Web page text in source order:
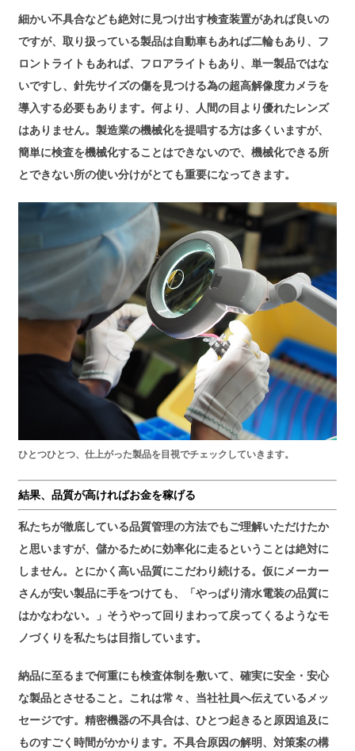
細かい不具合なども絶対に見つけ出す検査装置があれば良いの
ですが、取り扱っている製品は自動車もあれば二輪もあり、フ
ロントライトもあれば、フロアライトもあり、単一製品ではな
いですし、針先サイズの傷を見つける為の超高解像度カメラを
導入する必要もあります。何より、人間の目より優れたレンズ
はありません。製造業の機械化を提唱する方は多くいますが、
簡単に検査を機械化することはできないので、機械化できる所
とできない所の使い分けがとても重要になってきます。
ひとつひとつ、仕上がった製品を目視でチェックしていきます。
結果、品質が高ければお金を稼げる
私たちが徹底している品質管理の方法でもご理解いただけたか
と思いますが、儲かるために効率化に走るということは絶対に
しません。とにかく高い品質にこだわり続ける。仮にメーカー
さんが安い製品に手をつけても、「やっぱり清水電装の品質に
はかなわない。」そうやって回りまわって戻ってくるようなモ
ノづくりを私たちは目指しています。
納品に至るまで何重にも検査体制を敷いて、確実に安全・安心
な製品とさせること。これは常々、当社社員へ伝えているメッ
セージです。精密機器の不具合は、ひとつ起きると原因追及に
ものすごく時間がかかります。不具合原因の解明、対策案の構